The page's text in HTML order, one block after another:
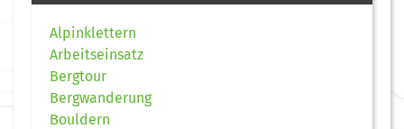
Alpinklettern
Arbeitseinsatz
Bergtour
Bergwanderung
Bouldern